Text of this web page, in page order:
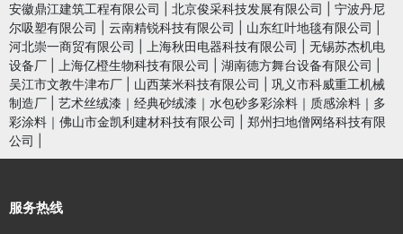
安徽鼎江建筑工程有限公司
北京俊采科技发展有限公司
宁波丹尼
尔吸塑有限公司
云南精锐科技有限公司 山东红叶地毯有限公司
河北崇一商贸有限公司
上海秋田电器科技有限公司
无锡苏杰机电
设备厂
上海亿橙生物科技有限公司 湖南德方舞台设备有限公司
吴江市文教牛津布厂
山西莱米科技有限公司
巩义市科威重工机械
制造厂
艺术丝绒漆｜经典砂绒漆｜水包砂多彩涂料｜质感涂料｜多
彩涂料｜佛山市金凯利建材科技有限公司
郑州扫地僧网络科技有限
公司
服务热线